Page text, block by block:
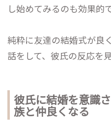
し始めてみるのも効果的で
純粋に友達の結婚式が良
話をして、彼氏の反応を
彼氏に結婚を意識
族と仲良くなる